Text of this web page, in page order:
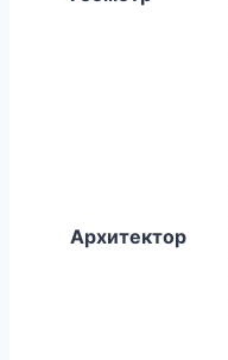
Архитектор